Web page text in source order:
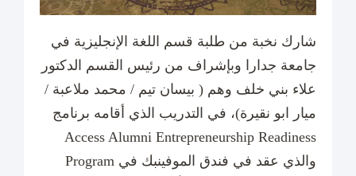
شارك نخبة من طلبة قسم اللغة الإنجليزية في
جامعة جدارا وبإشراف من رئيس القسم الدكتور
علاء بني خلف وهم ( بيسان تيم / محمد ملاعبة /
ميار ابو نقيرة)، في التدريب الذي أقامه برنامج
Access Alumni Entrepreneurship Readiness
Program والذي عقد في فندق الموفينبك في